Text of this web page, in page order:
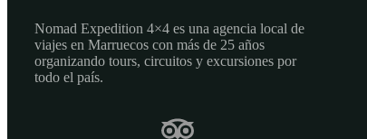
Nomad Expedition 4×4 es una agencia local de
viajes en Marruecos con más de 25 años
organizando tours, circuitos y excursiones por
todo el país.